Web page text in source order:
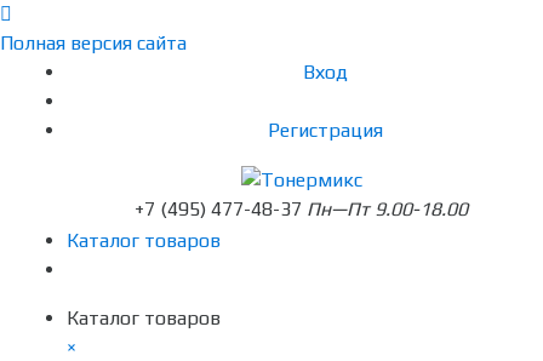
Полная версия сайта
Вход
Регистрация
+7 (495) 477-48-37 Пн—Пт 9.00-18.00
Каталог товаров
Каталог товаров
×